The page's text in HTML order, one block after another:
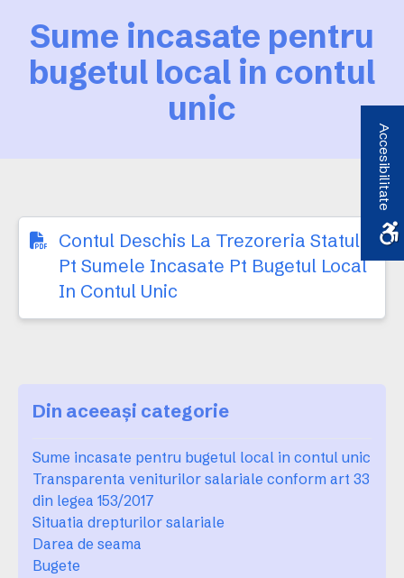
Sume incasate pentru
bugetul local in contul
unic
Contul Deschis La Trezoreria Statului
Pt Sumele Incasate Pt Bugetul Local
In Contul Unic
Din aceeași categorie
Sume incasate pentru bugetul local in contul unic
Transparenta veniturilor salariale conform art 33
din legea 153/2017
Situatia drepturilor salariale
Darea de seama
Bugete
Accesibilitate